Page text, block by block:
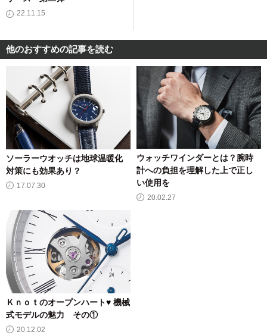
22.11.15
他のおすすめの記事を読む
ソーラーウオッチは地球温暖化
対策にも効果あり？
17.07.30
ウォッチワインダーとは？腕時
計への負担を理解した上で正し
い使用を
20.02.27
Ｋｎｏｔのオープンハート♥ 機械
式モデルの魅力 その①
20.12.02